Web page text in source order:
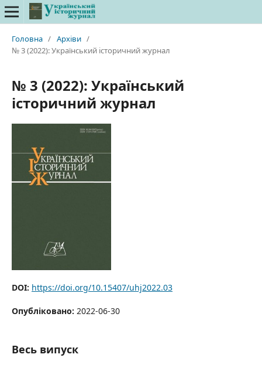
Головна / Архіви /
№ 3 (2022): Український історичний журнал
№ 3 (2022): Український
історичний журнал
DOI: https://doi.org/10.15407/uhj2022.03
Опубліковано: 2022-06-30
Весь випуск